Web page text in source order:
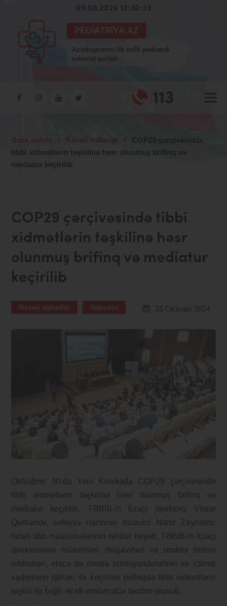
09.08.2026 12:30:33
PEDIATRIYA.AZ
Azərbaycanın ilk milli pediatrik
internet portalı
113
Əsas səhifə / Rəsmi xəbərlər /
COP29 çərçivəsində
tibbi xidmətlərin təşkilinə həsr olunmuş brifinq və
mediatur keçirilib
COP29 çərçivəsində tibbi
xidmətlərin təşkilinə həsr
olunmuş brifinq və mediatur
keçirilib
Rəsmi xəbərlər Xəbərlər 31 Oktyabr 2024
Oktyabrın 30-da Yeni Klinikada COP29 çərçivəsində
tibbi xidmətlərin təşkilinə həsr olunmuş brifinq və
mediatur keçirilib. TƏBİB-in İcraçı direktoru Vüqar
Qurbanov, səhiyyə nazirinin müavini Nadir Zeynalov,
tabeli tibb müəssisələrinin rəhbər heyəti, TƏBİB-in İcraçı
direktorunun müavinləri, müşavirləri və struktur bölmə
rəhbərləri, eləcə də media nümayəndələrinin və ictimai
xadimlərin iştirakı ilə keçirilən brifinqdə tibbi xidmətlərin
təşkili ilə bağlı ətraflı məlumatlar təqdim olunub.